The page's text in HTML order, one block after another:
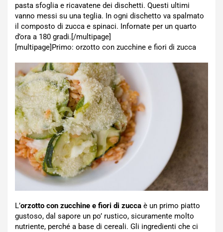
pasta sfoglia e ricavatene dei dischetti. Questi ultimi
vanno messi su una teglia. In ogni dischetto va spalmato
il composto di zucca e spinaci. Infornate per un quarto
d’ora a 180 gradi.[/multipage]
[multipage]Primo: orzotto con zucchine e fiori di zucca
L’orzotto con zucchine e fiori di zucca è un primo piatto
gustoso, dal sapore un po’ rustico, sicuramente molto
nutriente, perché a base di cereali. Gli ingredienti che ci